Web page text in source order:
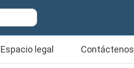
Espacio legal Contáctenos